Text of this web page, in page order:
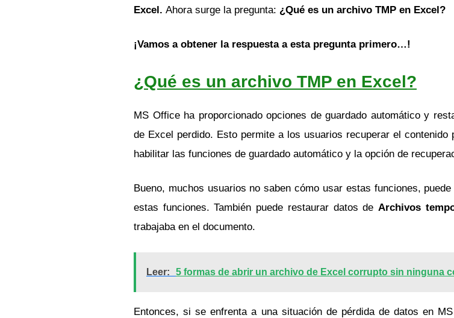
Excel. Ahora surge la pregunta: ¿Qué es un archivo TMP en Excel?
¡Vamos a obtener la respuesta a esta pregunta primero…!
¿Qué es un archivo TMP en Excel?
MS Office ha proporcionado opciones de guardado automático y
de Excel perdido. Esto permite a los usuarios recuperar el
habilitar las funciones de guardado automático y la opción de
Bueno, muchos usuarios no saben cómo usar estas funciones,
estas funciones. También puede restaurar datos deArchivos
trabajaba en el documento.
Leer: 5 formas de abrir un archivo de Excel corrupto sin ninguna
Entonces, si se enfrenta a una situación de pérdida de datos en